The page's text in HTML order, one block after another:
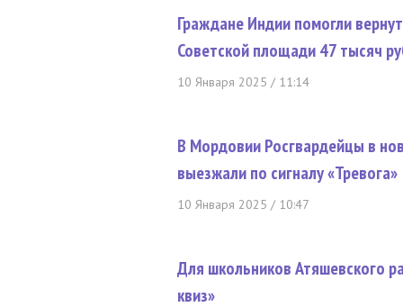
Граждане Индии помогли
Советской площади 47 тысяч
10 Января 2025 / 11:14
В Мордовии Росгвардейцы в
выезжали по сигналу «Тревога»
10 Января 2025 / 10:47
Для школьников Атяшевского
квиз»